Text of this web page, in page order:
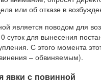
или об отказе в
является поводом для
суток для вынесения
С этого момента
– обвиняемым).
явки с повинной